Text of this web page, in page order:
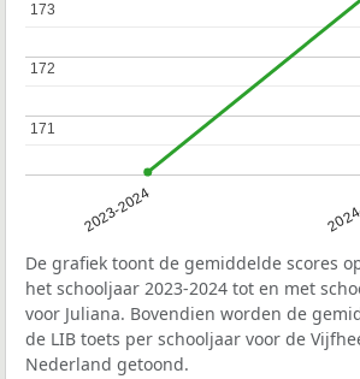
2023-2024
171
171
172
172
173
173
De grafiek toont de gemiddelde scores
het schooljaar 2023-2024 tot en met
voor Juliana. Bovendien worden de
de LIB toets per schooljaar voor de
Nederland getoond.